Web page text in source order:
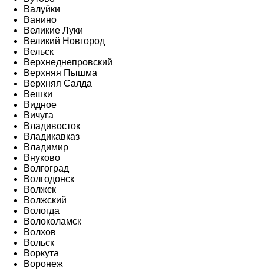
Валуйки
Ванино
Великие Луки
Великий Новгород
Вельск
Верхнеднепровский
Верхняя Пышма
Верхняя Салда
Вешки
Видное
Вичуга
Владивосток
Владикавказ
Владимир
Внуково
Волгоград
Волгодонск
Волжск
Волжский
Вологда
Волоколамск
Волхов
Вольск
Воркута
Воронеж